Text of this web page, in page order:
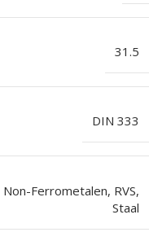
31.5
DIN 333
Non-Ferrometalen, RVS,
Staal